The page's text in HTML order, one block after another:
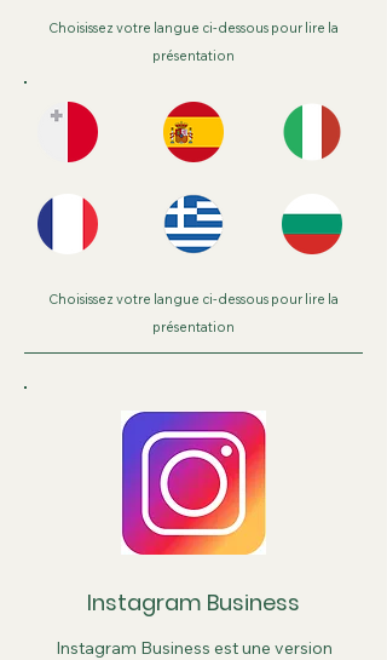
Choisissez votre langue ci-dessous pour lire la
présentation
Choisissez votre langue ci-dessous pour lire la
présentation
Instagram Business
Instagram Business est une version